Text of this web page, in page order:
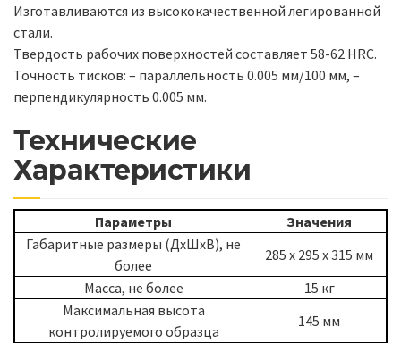
Изготавливаются из высококачественной легированной
стали.
Твердость рабочих поверхностей составляет 58-62 HRC.
Точность тисков: – параллельность 0.005 мм/100 мм, –
перпендикулярность 0.005 мм.
Технические
Характеристики
Параметры
Значения
Габаритные размеры (ДхШхВ), не
более
285 х 295 х 315 мм
Масса, не более
15 кг
Максимальная высота
контролируемого образца
145 мм